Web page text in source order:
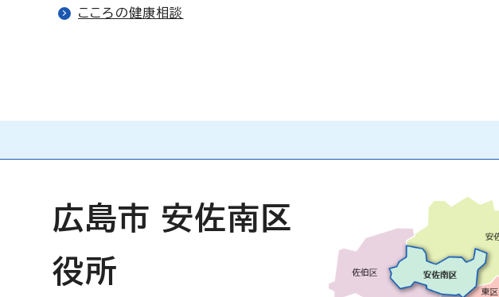
こころの健康相談
広島市 安佐南区
役所